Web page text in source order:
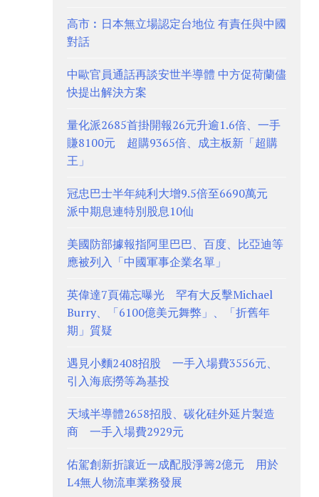
高市︰日本無立場認定台地位 有責任與中國
對話
中歐官員通話再談安世半導體 中方促荷蘭儘
快提出解決方案
量化派2685首掛開報26元升逾1.6倍、一手
賺8100元 超購9365倍、成主板新「超購
王」
冠忠巴士半年純利大增9.5倍至6690萬元
派中期息連特別股息10仙
美國防部據報指阿里巴巴、百度、比亞迪等
應被列入「中國軍事企業名單」
英偉達7頁備忘曝光 罕有大反擊Michael
Burry、「6100億美元舞弊」、「折舊年
期」質疑
遇見小麵2408招股 一手入場費3556元、
引入海底撈等為基投
天域半導體2658招股、碳化硅外延片製造
商 一手入場費2929元
佑駕創新折讓近一成配股淨籌2億元 用於
L4無人物流車業務發展